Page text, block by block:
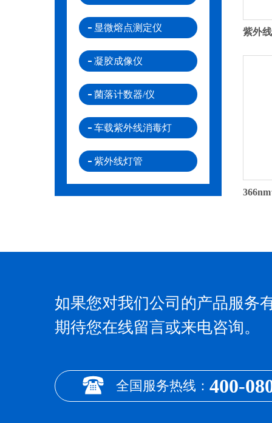
显微熔点测定仪
凝胶成像仪
菌落计数器/仪
车载紫外线消毒灯
紫外线灯管
如果您对我们公司的产品服务
期待您在线留言或来电咨询。
全国服务热线： 400-